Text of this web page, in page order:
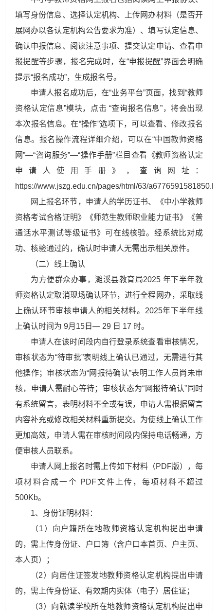
填写身份信息、选择认定机构、上传网办材料（是否开
展网办以各认定机构公告要求为准）、填写认定信息、
确认申报信息、阅读注意事项、提交认定申请、查看申
报提醒等步骤，报名完成时，在“申报提醒”界面会明确
提示“报名成功”，生成报名号。
申请人报名成功后，在“业务平台”页面，找到“教师
资格认定信息”模块，点击 “查询报名信息”，将会出现
本次报名信息。在“操作”选项下，可以查看、修改报名
信息。报名操作流程详细介绍，可以在“中国教师资格
网”—“咨询服务”—“操作手册”栏目查看《教师资格认定
申请人使用手册》，查询网址：
https://www.jszg.edu.cn/pages/html/63/
网上报名环节，申请人的学历证书、《中小学教师
资格考试合格证明》《师范生教师职业能力证书》《普
通话水平测试等级证书》可在线核验。经系统比对成
功、核验通过的，确认时申请人无需出示相关原件。
（二）线上确认
为方便群众办事，濉溪县教育局2025 年下半年教
师资格认定取消现场确认环节，进行全程网办，采取线
上确认环节审核申请人的相关材料。2025年下半年线
上确认时间为 9月15日— 29 日 17 时。
申请人在该时间段内自行登录系统查看审核情况，
审核状态为“待审批”表明线上确认已通过，无需进行其
他操作；审核状态为“网报待确认”表明工作人员尚未审
核，申请人需耐心等待；审核状态为“网报待确认”同时
有系统留言，表明材料不全或有误，申请人需根据留言
内容补充或修改相关材料重新提交。为使线上确认工作
更加高效，申请人需在审核时间段内保持电话畅通，方
便审核人员联系。
申请人网上报名时需上传如下材料（PDF版），每
项材料合成一个 PDF文件上传，每项材料不超过
500Kb。
1、身份证明材料：
（1）向户籍所在地教师资格认定机构提出申请
的，需上传身份证、户口簿（含户口本首页、户主页、
本人页）；
（2）向居住证签发地教师资格认定机构提出申请
的，需上传身份证、有效期内实体（电子）居住证；
（3）向就读学校所在地教师资格认定机构提出申